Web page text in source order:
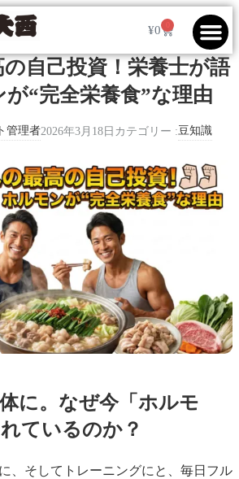
¥0
自己投資！栄養士が語
“完全栄養食”な理由
管理者2026年3月18日 カテゴリー :豆知識
に。なぜ今「ホルモ
ているのか？
、そしてトレーニングにと、毎日フル